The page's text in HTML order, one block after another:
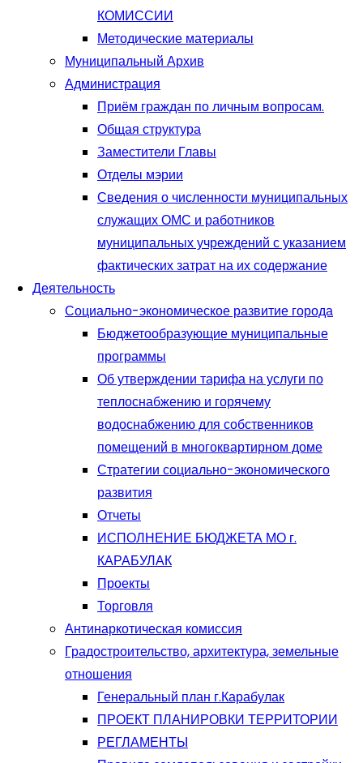
КОМИССИИ
Методические материалы
Муниципальный Архив
Администрация
Приём граждан по личным вопросам.
Общая структура
Заместители Главы
Отделы мэрии
Сведения о численности муниципальных
служащих ОМС и работников
муниципальных учреждений с указанием
фактических затрат на их содержание
Деятельность
Социально-экономическое развитие города
Бюджетообразующие муниципальные
программы
Об утверждении тарифа на услуги по
теплоснабжению и горячему
водоснабжению для собственников
помещений в многоквартирном доме
Стратегии социально-экономического
развития
Отчеты
ИСПОЛНЕНИЕ БЮДЖЕТА МО г.
КАРАБУЛАК
Проекты
Торговля
Антинаркотическая комиссия
Градостроительство, архитектура, земельные
отношения
Генеральный план г.Карабулак
ПРОЕКТ ПЛАНИРОВКИ ТЕРРИТОРИИ
РЕГЛАМЕНТЫ